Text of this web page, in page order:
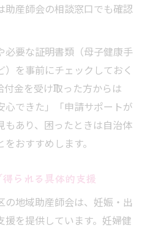
助産師会の相談窓口でも確認
必要な証明書類（母子健康手
を事前にチェックしておく
付金を受け取った方からは
心できた」「申請サポートが
もあり、困ったときは自治体
おすすめします。
られる具体的支援
地域助産師会は、妊娠・出
を提供しています。妊婦健